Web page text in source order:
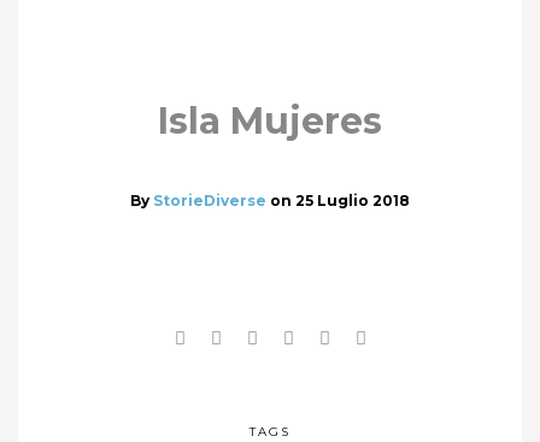
Isla Mujeres
By StorieDiverse on 25 Luglio 2018
TAGS